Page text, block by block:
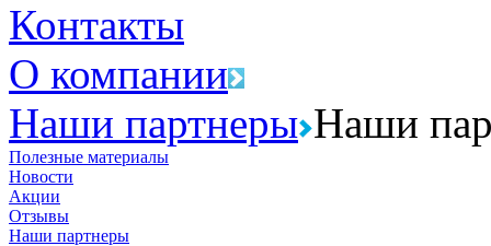
Контакты
О компании
Наши партнеры Наши
Полезные материалы
Новости
Акции
Отзывы
Наши партнеры